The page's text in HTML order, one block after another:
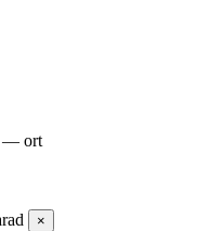
— ort
×